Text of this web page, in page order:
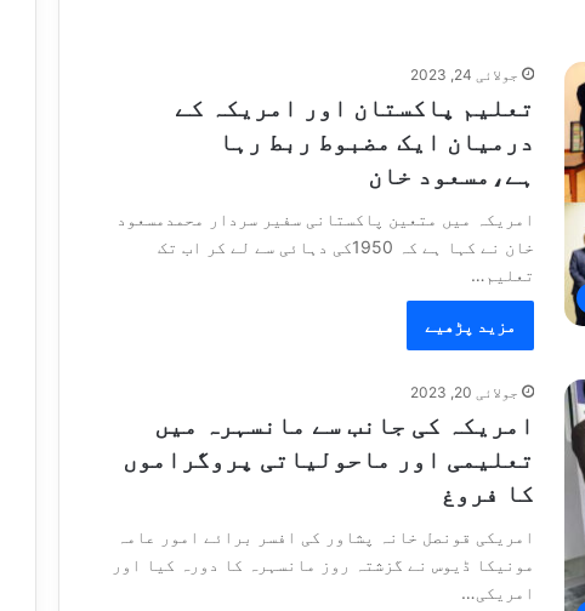
جولائی 24, 2023
تعلیم پاکستان اور امریکہ کے
درمیان ایک مضبوط ربط رہا
ہے،مسعود خان
امریکہ میں متعین پاکستانی سفیر سردار محمدمسعود
خان نے کہا ہے کہ 1950کی دہائی سے لے کر اب تک
تعلیم…
مزید پڑھیے
جولائی 20, 2023
امریکہ کی جانب سے مانسہرہ میں
تعلیمی اور ماحولیاتی پروگراموں
کا فروغ
امریکی قونصل خانہ پشاور کی افسر برائے امور عامہ
مونیکا ڈیوس نے گزشتہ روز مانسہرہ کا دورہ کیا اور
امریکی…